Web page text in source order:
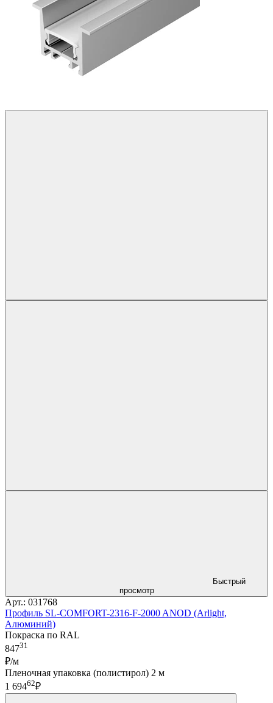
Быстрый
просмотр
Арт.: 031768
Профиль SL-COMFORT-2316-F-2000 ANOD (Arlight,
Алюминий)
Покраска по RAL
84731
₽/м
Пленочная упаковка (полистирол) 2 м
1 69462₽